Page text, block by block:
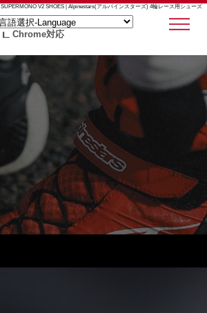
SUPERMONO V2 SHOES | Alpinestars(アルパインスターズ) 4輪レース用シューズ
Chrome対応